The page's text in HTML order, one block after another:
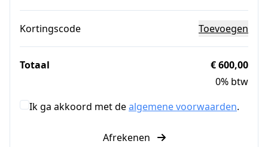
Kortingscode Toevoegen
Totaal
€ 600,00
0% btw
Ik ga akkoord met dealgemene voorwaarden.
Afrekenen